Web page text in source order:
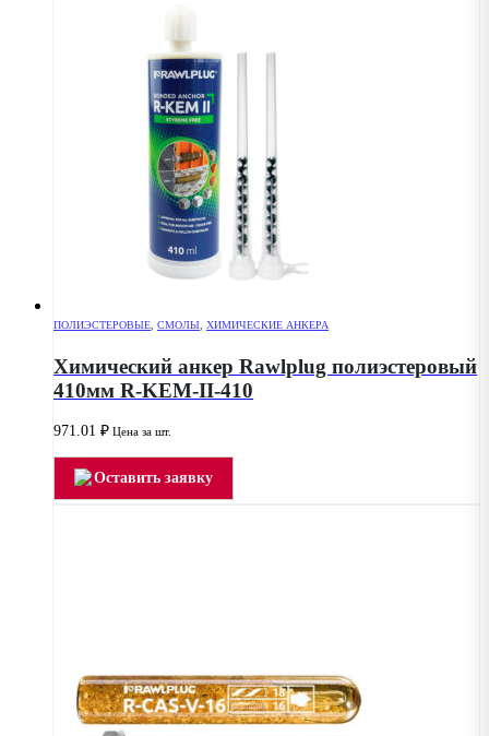
ПОЛИЭСТЕРОВЫЕ, СМОЛЫ, ХИМИЧЕСКИЕ АНКЕРА
Химический анкер Rawlplug полиэстеровый
410мм R-KEM-II-410
971.01 ₽ Цена за шт.
Оставить заявку